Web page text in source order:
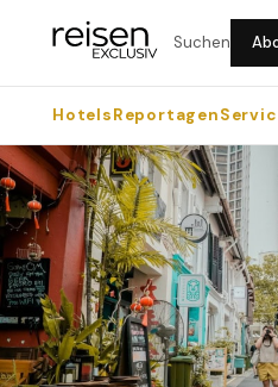
Suchen
HotelsReportagen